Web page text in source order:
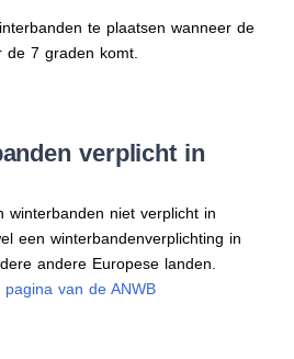
te plaatsen wanneer de
de 7 graden komt.
verplicht in
winterbanden niet verplicht in
een winterbandenverplichting in
andere Europese landen.
van de ANWB